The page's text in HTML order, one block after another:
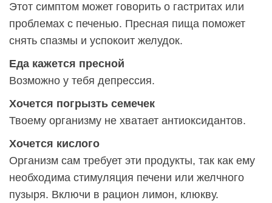
Этот симптом может говорить о гастритах или
проблемах с печенью. Пресная пища поможет
снять спазмы и успокоит желудок.
Еда кажется пресной
Возможно у тебя депрессия.
Хочется погрызть семечек
Твоему организму не хватает антиоксидантов.
Хочется кислого
Организм сам требует эти продукты, так как ему
необходима стимуляция печени или желчного
пузыря. Включи в рацион лимон, клюкву.